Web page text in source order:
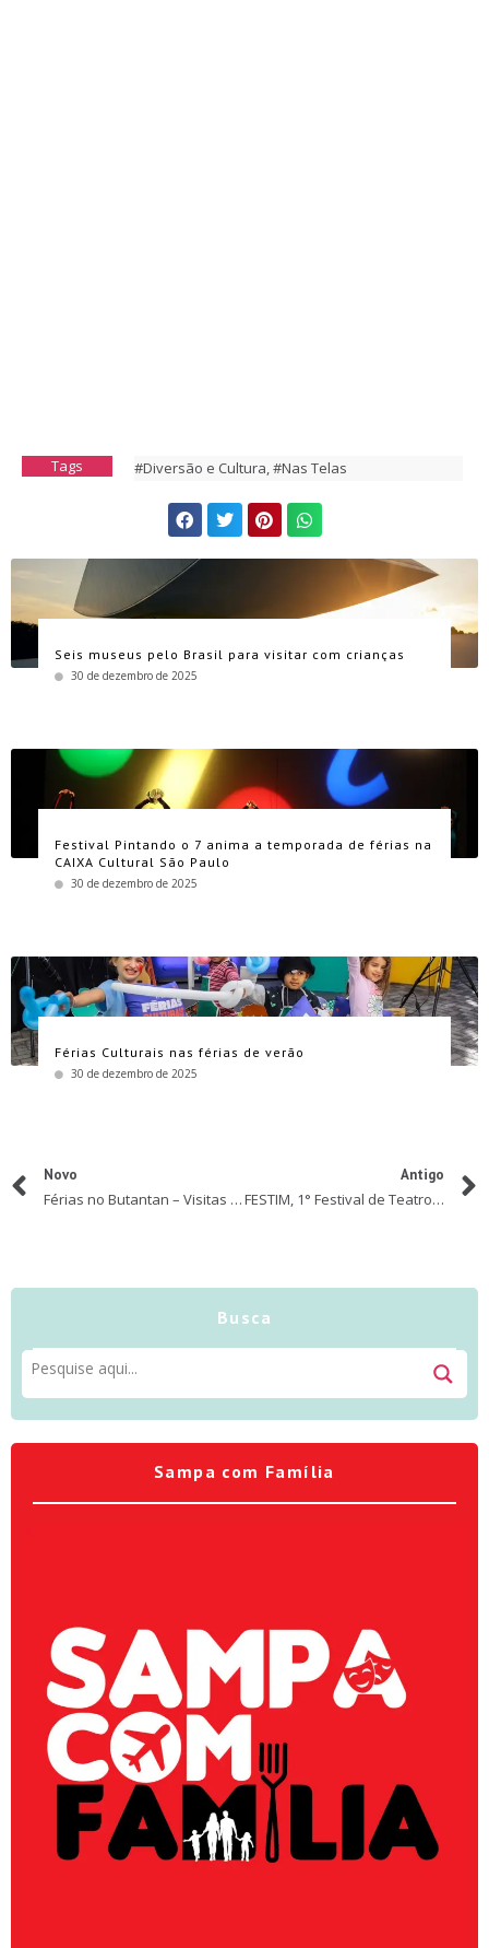
Tags #Diversão e Cultura,#Nas Telas
Seis museus pelo Brasil para visitar com crianças
30 de dezembro de 2025
Festival Pintando o 7 anima a temporada de férias na
CAIXA Cultural São Paulo
30 de dezembro de 2025
Férias Culturais nas férias de verão
30 de dezembro de 2025
Novo
Férias no Butantan – Visitas Virtuais
Antigo
FESTIM, 1° Festival de Teatro Infantil de Mauá
Busca
Sampa com Família